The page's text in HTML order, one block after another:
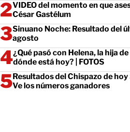
VIDEO del momento en que
César Gastélum
Sinuano Noche: Resultado del
agosto
¿Qué pasó con Helena, la hija
dónde está hoy? | FOTOS
Resultados del Chispazo de
Ve los números ganadores